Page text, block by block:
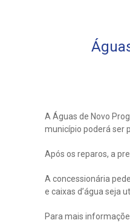
A Águas de Novo
município poderá ser
Após os reparos, a
A concessionária
e caixas d’água seja
Para mais